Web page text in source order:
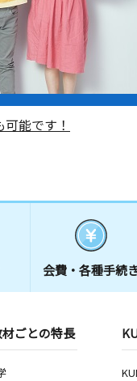
能です！
会費・ 各種手続
ごとの特長